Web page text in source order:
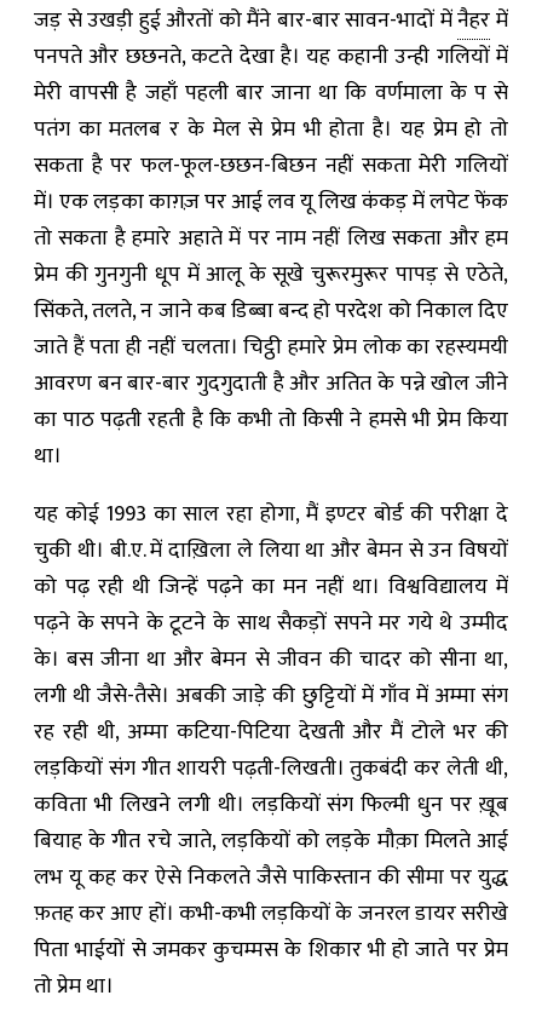
जड़ से उखड़ी हुई औरतों को मैंने बार-बार सावन-भादों मेंनैहरमें
पनपते और छछनते, कटते देखा है। यह कहानी उन्ही गलियों में
मेरी वापसी है जहाँ पहली बार जाना था कि वर्णमाला के प से
पतंग का मतलब र के मेल से प्रेम भी होता है। यह प्रेम हो तो
सकता है पर फल-फूल-छछन-बिछन नहीं सकता मेरी गलियों
में। एक लड़का काग़ज़ पर आई लव यू लिख कंकड़ में लपेट फेंक
तो सकता है हमारे अहाते में पर नाम नहीं लिख सकता और हम
प्रेम की गुनगुनी धूप में आलू के सूखे चुरूरमुरूर पापड़ से एठेते,
सिंकते, तलते, न जाने कब डिब्बा बन्द हो परदेश को निकाल दिए
जाते हैं पता ही नहीं चलता। चिट्ठी हमारे प्रेम लोक का रहस्यमयी
आवरण बन बार-बार गुदगुदाती है और अतित के पन्ने खोल जीने
का पाठ पढ़ती रहती है कि कभी तो किसी ने हमसे भी प्रेम किया
था।
यह कोई 1993 का साल रहा होगा, मैं इण्टर बोर्ड की परीक्षा दे
चुकी थी। बी.ए. में दाख़िला ले लिया था और बेमन से उन विषयों
को पढ़ रही थी जिन्हें पढ़ने का मन नहीं था। विश्वविद्यालय में
पढ़ने के सपने के टूटने के साथ सैकड़ों सपने मर गये थे उम्मीद
के। बस जीना था और बेमन से जीवन की चादर को सीना था,
लगी थी जैसे-तैसे। अबकी जाड़े की छुट्टियों में गाँव में अम्मा संग
रह रही थी, अम्मा कटिया-पिटिया देखती और मैं टोले भर की
लड़कियों संग गीत शायरी पढ़ती-लिखती। तुकबंदी कर लेती थी,
कविता भी लिखने लगी थी। लड़कियों संग फिल्मी धुन पर ख़ूब
बियाह के गीत रचे जाते, लड़कियों को लड़के मौक़ा मिलते आई
लभ यू कह कर ऐसे निकलते जैसे पाकिस्तान की सीमा पर युद्ध
फ़तह कर आए हों। कभी-कभी लड़कियों के जनरल डायर सरीखे
पिता भाईयों से जमकर कुचम्मस के शिकार भी हो जाते पर प्रेम
तो प्रेम था।